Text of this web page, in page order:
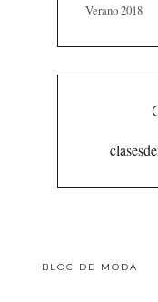
Verano 2018
BLOC DE MODA